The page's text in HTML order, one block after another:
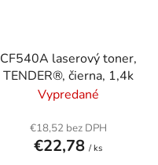
CF540A laserový toner,
TENDER®, čierna, 1,4k
Vypredané
€18,52 bez DPH
€22,78 / ks